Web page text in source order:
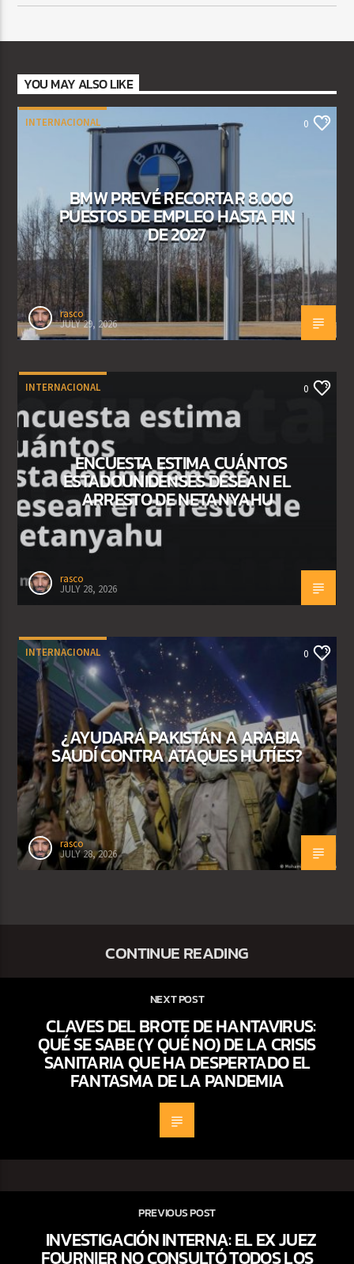
YOU MAY ALSO LIKE
INTERNACIONAL 0
BMW PREVÉ RECORTAR 8.000
PUESTOS DE EMPLEO HASTA FIN
DE 2027
rasco
JULY 29, 2026
INTERNACIONAL 0
ENCUESTA ESTIMA CUÁNTOS
ESTADOUNIDENSES DESEAN EL
ARRESTO DE NETANYAHU
rasco
JULY 28, 2026
INTERNACIONAL 0
¿AYUDARÁ PAKISTÁN A ARABIA
SAUDÍ CONTRA ATAQUES HUTÍES?
rasco
JULY 28, 2026
CONTINUE READING
NEXT POST
CLAVES DEL BROTE DE HANTAVIRUS:
QUÉ SE SABE (Y QUÉ NO) DE LA CRISIS
SANITARIA QUE HA DESPERTADO EL
FANTASMA DE LA PANDEMIA
PREVIOUS POST
INVESTIGACIÓN INTERNA: EL EX JUEZ
FOURNIER NO CONSULTÓ TODOS LOS